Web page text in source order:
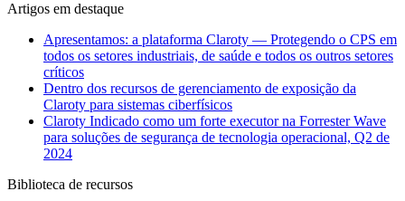
Artigos em destaque
Apresentamos: a plataforma Claroty — Protegendo o CPS em
todos os setores industriais, de saúde e todos os outros setores
críticos
Dentro dos recursos de gerenciamento de exposição da
Claroty para sistemas ciberfísicos
Claroty Indicado como um forte executor na Forrester Wave
para soluções de segurança de tecnologia operacional, Q2 de
2024
Biblioteca de recursos